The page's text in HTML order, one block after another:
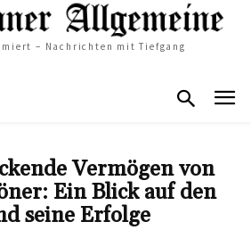
– Nachrichten mit Tiefgang
Vermögen von
Ein Blick auf den
seine Erfolge